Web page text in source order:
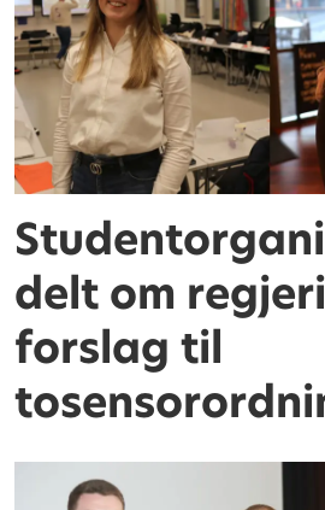
delt om
forslag til